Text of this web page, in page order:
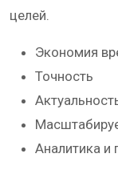
целей.
Экономия
Точность
Аналитика и